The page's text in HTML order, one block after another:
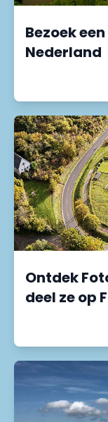
Bezoek
Nederland
Ontdek
deel ze op